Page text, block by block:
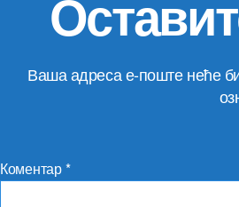
Ваша адреса е-поште неће
Коментар*